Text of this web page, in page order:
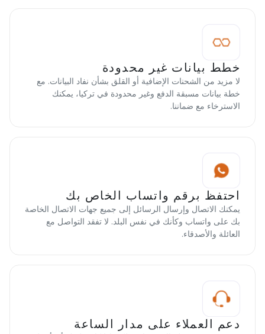
خطط بيانات غير محدودة
لا مزيد من الشحنات الإضافية أو القلق بشأن نفاد البيانات. مع
خطة بيانات مسبقة الدفع وغير محدودة في تركيا، يمكنك
الاسترخاء مع ضماننا.
احتفظ برقم واتساب الخاص بك
يمكنك الاتصال وإرسال الرسائل إلى جميع جهات الاتصال الخاصة
بك على واتساب وكأنك في نفس البلد. لا تفقد التواصل مع
العائلة والأصدقاء.
دعم العملاء على مدار الساعة